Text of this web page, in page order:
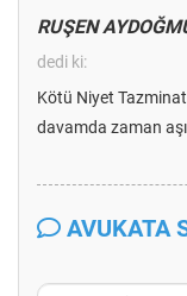
RUŞEN
dedi ki:
Kötü Niyet
davamda zaman
AVUKATA